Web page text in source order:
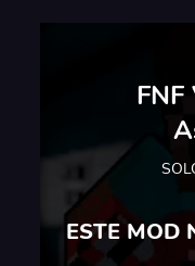
ESTE MOD